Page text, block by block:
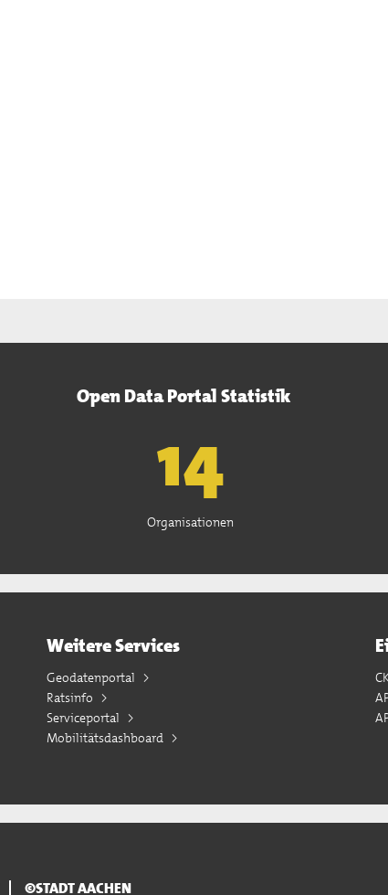
Open Data Portal Statistik
15
Organisationen
Weitere Services
Geodatenportal
Ratsinfo
Serviceportal
Mobilitätsdashboard
©STADT AACHEN